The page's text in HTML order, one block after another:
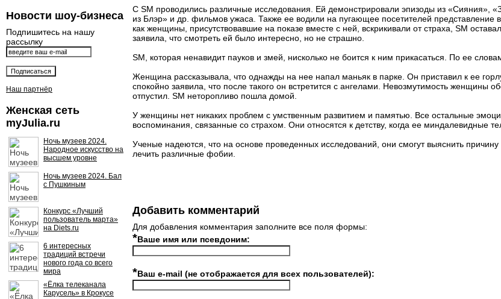
Новости шоу-бизнеса
Подпишитесь на нашу
рассылку
Наш партнёр
Женская сеть
myJulia.ru
Ночь музеев 2024.
Народное искусство на
высшем уровне
Ночь музеев 2024. Бал
с Пушкиным
Конкурс «Лучший
пользователь марта»
на Diets.ru
6 интересных
традиций встречи
нового года со всего
мира
«Ёлка телеканала
Карусель» в Крокусе
С SM проводились различные исследования. Ей демонстрировали эпизоды из «Сияния»,
из Блэр» и др. фильмов ужаса. Также ее водили на пугающее посетителей представление
как женщины, присутствовавшие на показе вместе с ней, вскрикивали от страха, SM
заявила, что смотреть ей было интересно, но не страшно.
SM, которая ненавидит пауков и змей, нисколько не боится к ним прикасаться. По ее
Женщина рассказывала, что однажды на нее напал маньяк в парке. Он приставил к ее
спокойно заявила, что после такого он встретится с ангелами. Невозмутимость женщины
отпустил. SM неторопливо пошла домой.
У женщины нет никаких проблем с умственным развитием и памятью. Все остальные
воспоминания, связанные со страхом. Они относятся к детству, когда ее миндалевидные
Ученые надеются, что на основе проведенных исследований, они смогут выяснить причину
лечить различные фобии.
Добавить комментарий
Для добавления комментария заполните все поля формы:
*Ваше имя или псевдоним:
*Ваш e-mail (не отображается для всех пользователей):